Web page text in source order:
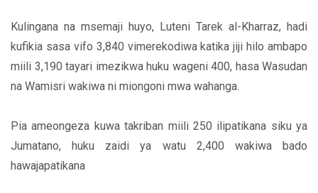
Kulingana na msemaji huyo, Luteni Tarek al-Kharraz, hadi
kufikia sasa vifo 3,840 vimerekodiwa katika jiji hilo ambapo
miili 3,190 tayari imezikwa huku wageni 400, hasa Wasudan
na Wamisri wakiwa ni miongoni mwa wahanga.
Pia ameongeza kuwa takriban miili 250 ilipatikana siku ya
Jumatano, huku zaidi ya watu 2,400 wakiwa bado
hawajapatikana